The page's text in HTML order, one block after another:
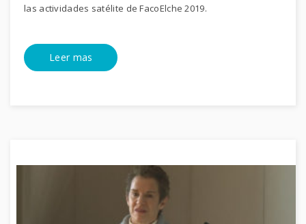
las actividades satélite de FacoElche 2019.
Leer mas